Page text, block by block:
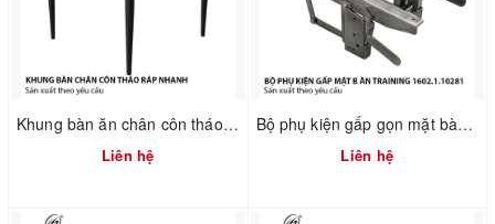
Khung bàn ăn chân côn tháo ráp nhanh 2300.1.73736
Liên hệ
Bộ phụ kiện gấp gọn mặt bàn training 1602.1.10281
Liên hệ